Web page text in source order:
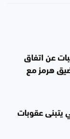
عن اتفاق
هرمز مع
يتبنى عقوبات